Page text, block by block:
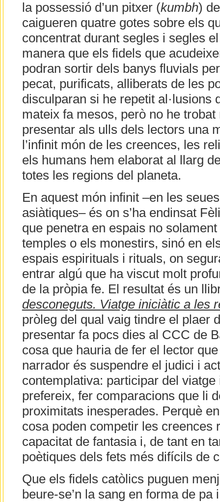
la possessió d’un pitxer (kumbh)
caigueren quatre gotes sobre els
concentrat durant segles i segles
manera que els fidels que
podran sortir dels banys fluvials
pecat, purificats, alliberats de les
disculparan si he repetit al·lusions
mateix fa mesos, però no he
presentar als ulls dels lectors una
l’infinit món de les creences, les
els humans hem elaborat al llarg
totes les regions del planeta.
En aquest món infinit –en les
asiàtiques– és on s’ha endinsat
que penetra en espais no
temples o els monestirs, sinó en
espais espirituals i rituals, on
entrar algú que ha viscut molt
de la pròpia fe. El resultat és un
desconeguts. Viatge iniciàtic a les
pròleg del qual vaig tindre el plaer
presentar fa pocs dies al CCC de
cosa que hauria de fer el lector
narrador és suspendre el judici i
contemplativa: participar del
prefereix, fer comparacions que li
proximitats inesperades. Perquè
cosa poden competir les creences
capacitat de fantasia i, de tant en
poètiques dels fets més difícils de
Que els fidels catòlics puguen
beure-se’n la sang en forma de